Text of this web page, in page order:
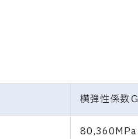
横弾性係数Ｇ
80,360MPa